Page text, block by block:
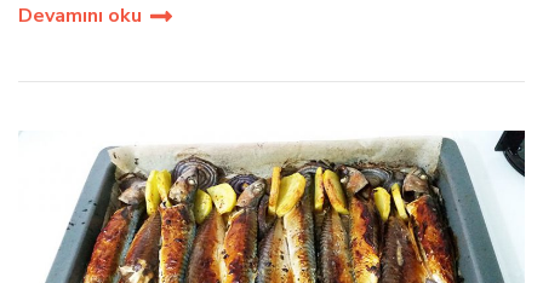
Devamını oku